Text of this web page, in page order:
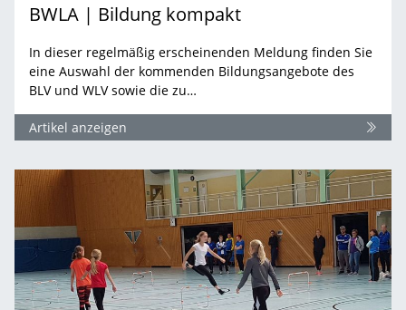
BWLA | Bildung kompakt
In dieser regelmäßig erscheinenden Meldung finden Sie
eine Auswahl der kommenden Bildungsangebote des
BLV und WLV sowie die zu…
Artikel anzeigen